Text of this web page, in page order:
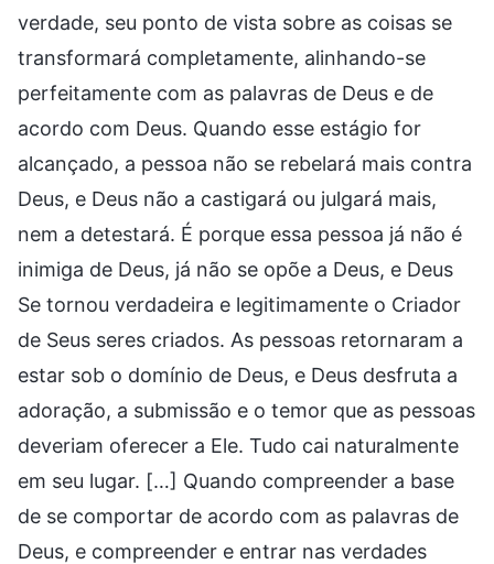
verdade, seu ponto de vista sobre as coisas se
transformará completamente, alinhando-se
perfeitamente com as palavras de Deus e de
acordo com Deus. Quando esse estágio for
alcançado, a pessoa não se rebelará mais contra
Deus, e Deus não a castigará ou julgará mais,
nem a detestará. É porque essa pessoa já não é
inimiga de Deus, já não se opõe a Deus, e Deus
Se tornou verdadeira e legitimamente o Criador
de Seus seres criados. As pessoas retornaram a
estar sob o domínio de Deus, e Deus desfruta a
adoração, a submissão e o temor que as pessoas
deveriam oferecer a Ele. Tudo cai naturalmente
em seu lugar. […] Quando compreender a base
de se comportar de acordo com as palavras de
Deus, e compreender e entrar nas verdades